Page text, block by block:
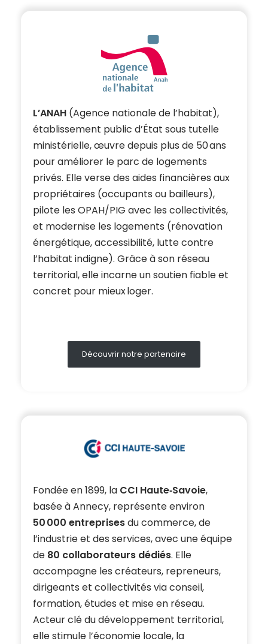
L’ANAH (Agence nationale de l’habitat),
établissement public d’État sous tutelle
ministérielle, œuvre depuis plus de 50 ans
pour améliorer le parc de logements
privés. Elle verse des aides financières aux
propriétaires (occupants ou bailleurs),
pilote les OPAH/PIG avec les collectivités,
et modernise les logements (rénovation
énergétique, accessibilité, lutte contre
l’habitat indigne). Grâce à son réseau
territorial, elle incarne un soutien fiable et
concret pour mieux loger.
Découvrir notre partenaire
Fondée en 1899, la CCI Haute‑Savoie,
basée à Annecy, représente environ
50 000 entreprisesdu commerce, de
l’industrie et des services, avec une équipe
de 80 collaborateurs dédiés. Elle
accompagne les créateurs, repreneurs,
dirigeants et collectivités via conseil,
formation, études et mise en réseau.
Acteur clé du développement territorial,
elle stimule l’économie locale, la